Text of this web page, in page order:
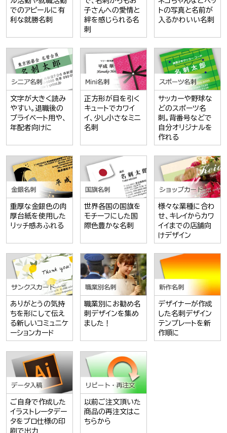
でのアピールに有
利な就勝名刺
子さんへの愛情と
絆を感じられる名
刺
トの写真と名前が
入るかわいい名刺
文字が大きく読み
やすい。退職後の
プライベート用や、
年配者向けに
正方形が目を引く
キュートでカワイ
イ、少し小さなミニ
名刺
サッカーや野球な
どのスポーツ名
刺。背番号などで
自分オリジナルを
作れる
重厚な金銀色の肉
厚台紙を使用した
リッチ感あふれる
世界各国の国旗を
モチーフにした国
際色豊かな名刺
様々な業種に合わ
せ、キレイからカワ
イイまでの店舗向
けデザイン
ありがとうの気持
ちを形にして伝え
る新しいコミュニケ
ーションカード
職業別にお勧め名
刺デザインを集め
ました！
デザイナーが作成
した名刺デザイン
テンプレートを新
作順に
ご自身で作成した
イラストレータデー
タをプロ仕様の印
刷で出力
以前ご注文頂いた
商品の再注文はこ
ちらから